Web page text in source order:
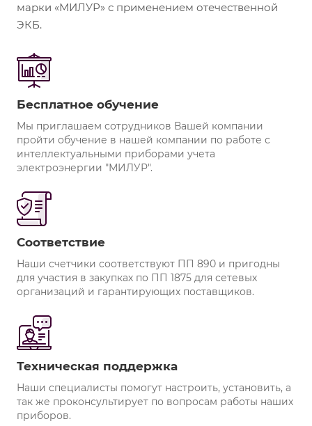
марки «МИЛУР» с применением отечественной
ЭКБ.
Бесплатное обучение
Мы приглашаем сотрудников Вашей компании
пройти обучение в нашей компании по работе с
интеллектуальными приборами учета
электроэнергии "МИЛУР".
Соответствие
Наши счетчики соответствуют ПП 890 и пригодны
для участия в закупках по ПП 1875 для сетевых
организаций и гарантирующих поставщиков.
Техническая поддержка
Наши специалисты помогут настроить, установить, а
так же проконсультирует по вопросам работы наших
приборов.